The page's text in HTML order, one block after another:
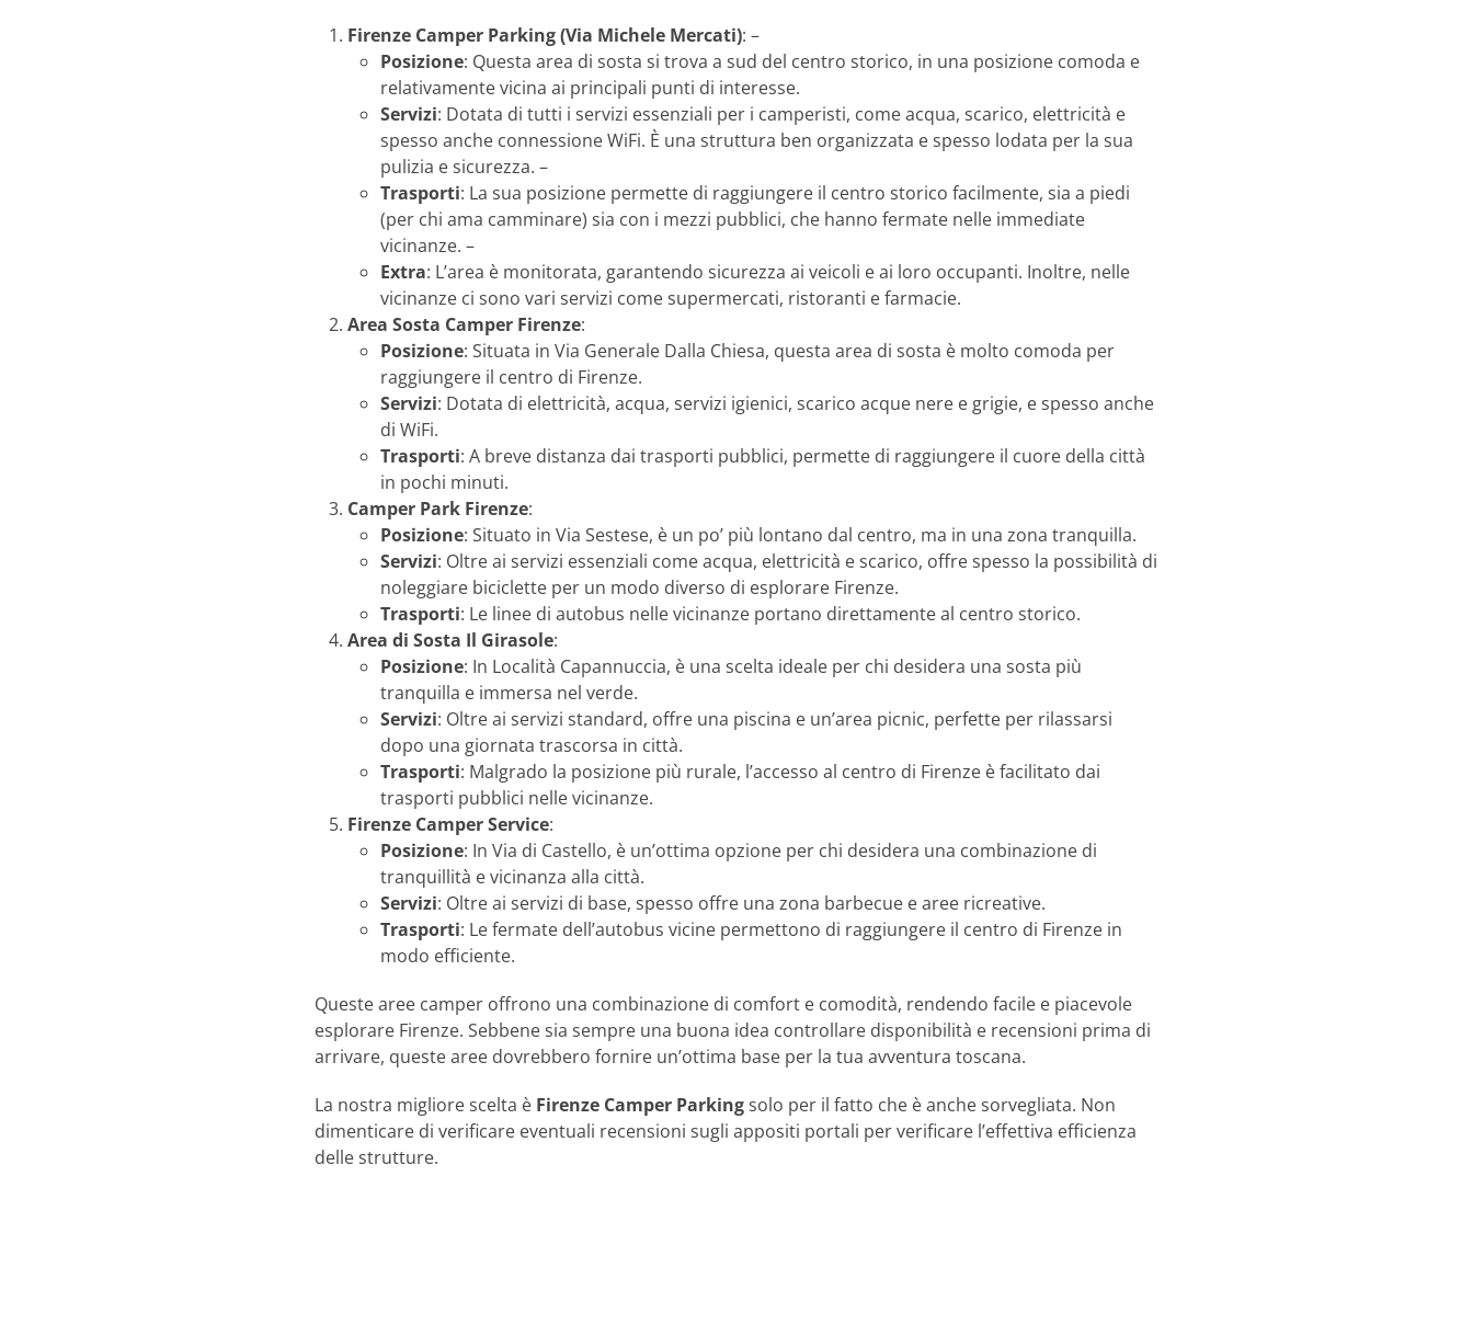
Firenze Camper Parking (Via Michele Mercati): –
Posizione: Questa area di sosta si trova a sud del centro storico, in una posizione comoda e
relativamente vicina ai principali punti di interesse.
Servizi: Dotata di tutti i servizi essenziali per i camperisti, come acqua, scarico, elettricità e
spesso anche connessione WiFi. È una struttura ben organizzata e spesso lodata per la sua
pulizia e sicurezza. –
Trasporti: La sua posizione permette di raggiungere il centro storico facilmente, sia a piedi
(per chi ama camminare) sia con i mezzi pubblici, che hanno fermate nelle immediate
vicinanze. –
Extra: L’area è monitorata, garantendo sicurezza ai veicoli e ai loro occupanti. Inoltre, nelle
vicinanze ci sono vari servizi come supermercati, ristoranti e farmacie.
Area Sosta Camper Firenze:
Posizione: Situata in Via Generale Dalla Chiesa, questa area di sosta è molto comoda per
raggiungere il centro di Firenze.
Servizi: Dotata di elettricità, acqua, servizi igienici, scarico acque nere e grigie, e spesso anche
di WiFi.
Trasporti: A breve distanza dai trasporti pubblici, permette di raggiungere il cuore della città
in pochi minuti.
Camper Park Firenze:
Posizione: Situato in Via Sestese, è un po’ più lontano dal centro, ma in una zona tranquilla.
Servizi: Oltre ai servizi essenziali come acqua, elettricità e scarico, offre spesso la possibilità di
noleggiare biciclette per un modo diverso di esplorare Firenze.
Trasporti: Le linee di autobus nelle vicinanze portano direttamente al centro storico.
Area di Sosta Il Girasole:
Posizione: In Località Capannuccia, è una scelta ideale per chi desidera una sosta più
tranquilla e immersa nel verde.
Servizi: Oltre ai servizi standard, offre una piscina e un’area picnic, perfette per rilassarsi
dopo una giornata trascorsa in città.
Trasporti: Malgrado la posizione più rurale, l’accesso al centro di Firenze è facilitato dai
trasporti pubblici nelle vicinanze.
Firenze Camper Service:
Posizione: In Via di Castello, è un’ottima opzione per chi desidera una combinazione di
tranquillità e vicinanza alla città.
Servizi: Oltre ai servizi di base, spesso offre una zona barbecue e aree ricreative.
Trasporti: Le fermate dell’autobus vicine permettono di raggiungere il centro di Firenze in
modo efficiente.
Queste aree camper offrono una combinazione di comfort e comodità, rendendo facile e piacevole
esplorare Firenze. Sebbene sia sempre una buona idea controllare disponibilità e recensioni prima di
arrivare, queste aree dovrebbero fornire un’ottima base per la tua avventura toscana.
La nostra migliore scelta è Firenze Camper Parkingsolo per il fatto che è anche sorvegliata. Non
dimenticare di verificare eventuali recensioni sugli appositi portali per verificare l’effettiva efficienza
delle strutture.